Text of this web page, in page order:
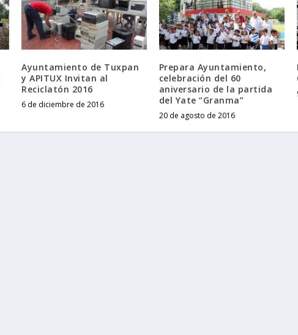
Ayuntamiento de Tuxpan
y APITUX Invitan al
Reciclatón 2016
6 de diciembre de 2016
Prepara Ayuntamiento,
celebración del 60
aniversario de la partida
del Yate “Granma”
20 de agosto de 2016